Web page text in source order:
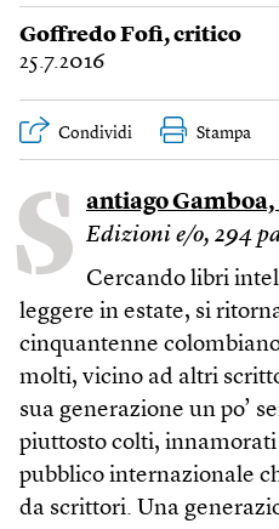
Goffredo Fofi, critico
25.7.2016
Condividi Stampa
S antiago Gamboa,
Edizioni e/o, 294
Cercando libri
leggere in estate, si
cinquantenne
molti, vicino ad altri
sua generazione un po’
piuttosto colti, innamorati
pubblico internazionale
da scrittori. Una